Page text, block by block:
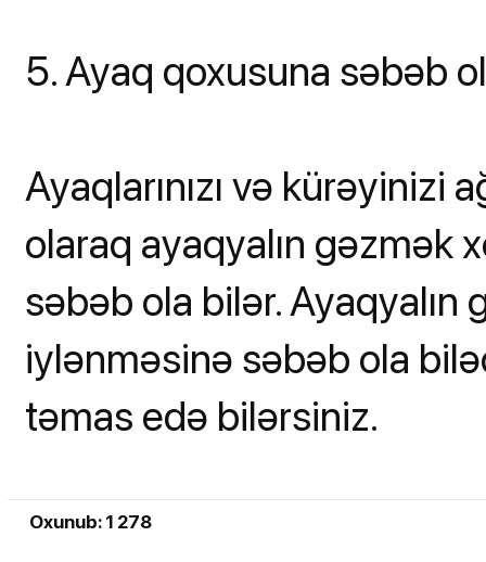
5. Ayaq qoxusuna səbəb
Ayaqlarınızı və kürəyinizi
olaraq ayaqyalın gəzmək
səbəb ola bilər. Ayaqyalın
iylənməsinə səbəb ola
təmas edə bilərsiniz.
Oxunub: 1 278